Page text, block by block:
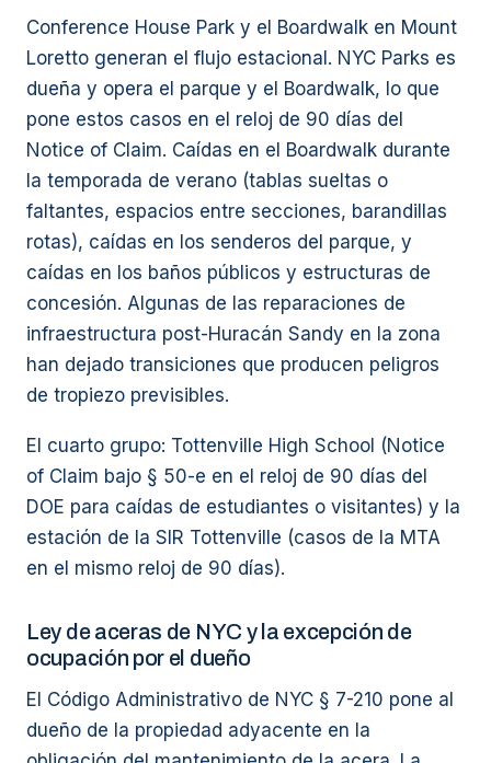
Conference House Park y el Boardwalk en Mount
Loretto generan el flujo estacional. NYC Parks es
dueña y opera el parque y el Boardwalk, lo que
pone estos casos en el reloj de 90 días del
Notice of Claim. Caídas en el Boardwalk durante
la temporada de verano (tablas sueltas o
faltantes, espacios entre secciones, barandillas
rotas), caídas en los senderos del parque, y
caídas en los baños públicos y estructuras de
concesión. Algunas de las reparaciones de
infraestructura post-Huracán Sandy en la zona
han dejado transiciones que producen peligros
de tropiezo previsibles.
El cuarto grupo: Tottenville High School (Notice
of Claim bajo § 50-e en el reloj de 90 días del
DOE para caídas de estudiantes o visitantes) y la
estación de la SIR Tottenville (casos de la MTA
en el mismo reloj de 90 días).
Ley de aceras de NYC y la excepción de
ocupación por el dueño
El Código Administrativo de NYC § 7-210 pone al
dueño de la propiedad adyacente en la